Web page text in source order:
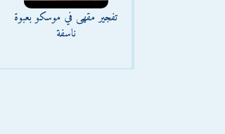
تفجير مقهى في موسكو بعبوة
ناسفة